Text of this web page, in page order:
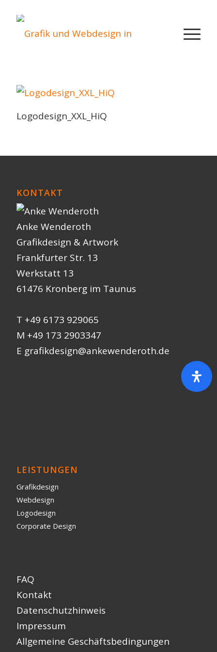
Logodesign_XXL_HiQ
KONTAKT
Anke Wenderoth
Grafikdesign & Artwork
Frankfurter Str. 13
Werkstatt 13
61476 Kronberg im Taunus
T +49 6173 929065
M +49 173 2903347
E grafikdesign@ankewenderoth.de
LEISTUNGEN
Grafikdesign
Webdesign
Logodesign
Corporate Design
FAQ
Kontakt
Datenschutzhinweis
Impressum
Allgemeine Geschäftsbedingungen